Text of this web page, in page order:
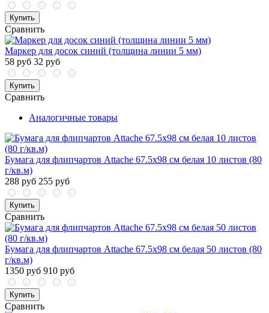
Купить
Сравнить
Маркер для досок синий (толщина линии 5 мм)
58 руб 32 руб
Купить
Сравнить
Аналогичные товары
Бумага для флипчартов Attache 67.5х98 см белая 10 листов (80
г/кв.м)
288 руб 255 руб
Купить
Сравнить
Бумага для флипчартов Attache 67.5х98 см белая 50 листов (80
г/кв.м)
1350 руб 910 руб
Купить
Сравнить